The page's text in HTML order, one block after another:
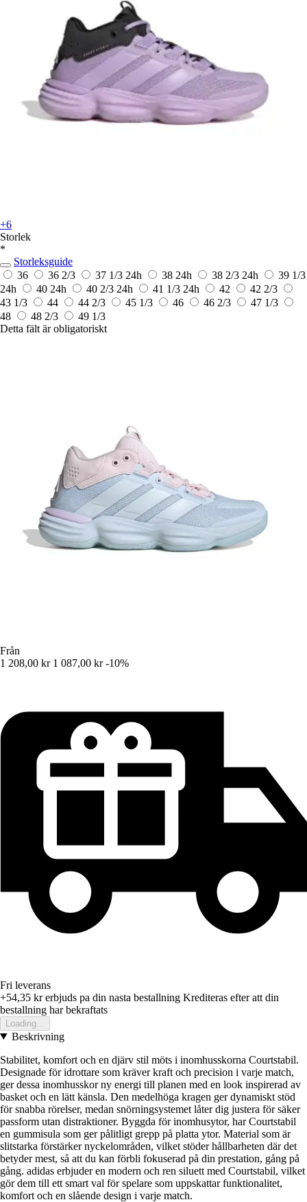
+6
Storlek
*
Storleksguide
36
36 2/3 37 1/3 24h 38 24h 38 2/3 24h
39 1/3
24h
40 24h 40 2/3 24h 41 1/3 24h 42
42 2/3
43 1/3
44 44 2/3 45 1/3 46 46 2/3
47 1/3
48
48 2/3
49 1/3
Detta fält är obligatoriskt
Från
1 208,00 kr 1 087,00 kr -10%
Fri leverans
+54,35 krerbjuds pa din nasta bestallning Krediteras efter att din
bestallning har bekraftats
Loading...
Beskrivning
Stabilitet, komfort och en djärv stil möts i inomhusskorna Courtstabil.
Designade för idrottare som kräver kraft och precision i varje match,
ger dessa inomhusskor ny energi till planen med en look inspirerad av
basket och en lätt känsla. Den medelhöga kragen ger dynamiskt stöd
för snabba rörelser, medan snörningsystemet låter dig justera för säker
passform utan distraktioner. Byggda för inomhusytor, har Courtstabil
en gummisula som ger pålitligt grepp på platta ytor. Material som är
slitstarka förstärker nyckelområden, vilket stöder hållbarheten där det
betyder mest, så att du kan förbli fokuserad på din prestation, gång på
gång. adidas erbjuder en modern och ren siluett med Courtstabil, vilket
gör dem till ett smart val för spelare som uppskattar funktionalitet,
komfort och en slående design i varje match.